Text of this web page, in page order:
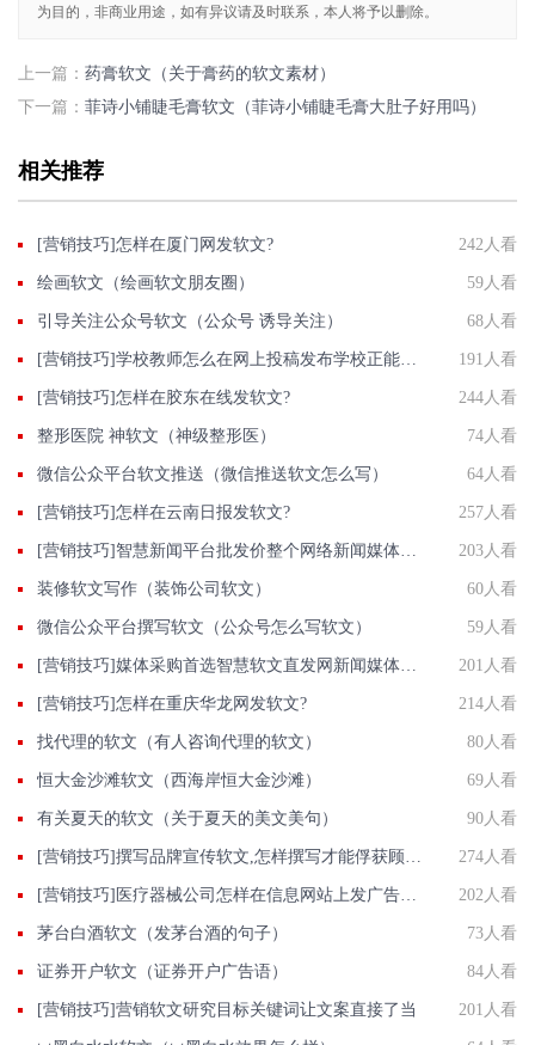
为目的，非商业用途，如有异议请及时联系，本人将予以删除。
上一篇： 药膏软文（关于膏药的软文素材）
下一篇： 菲诗小铺睫毛膏软文（菲诗小铺睫毛膏大肚子好用吗）
相关推荐
[营销技巧]怎样在厦门网发软文? 242人看
绘画软文（绘画软文朋友圈） 59人看
引导关注公众号软文（公众号 诱导关注） 68人看
[营销技巧]学校教师怎么在网上投稿发布学校正能量推广稿件？ 191人看
[营销技巧]怎样在胶东在线发软文? 244人看
整形医院 神软文（神级整形医） 74人看
微信公众平台软文推送（微信推送软文怎么写） 64人看
[营销技巧]怎样在云南日报发软文? 257人看
[营销技巧]智慧新闻平台批发价整个网络新闻媒体资源投放快人一步 203人看
装修软文写作（装饰公司软文） 60人看
微信公众平台撰写软文（公众号怎么写软文） 59人看
[营销技巧]媒体采购首选智慧软文直发网新闻媒体资源提供商批发价发新闻包收录 201人看
[营销技巧]怎样在重庆华龙网发软文? 214人看
找代理的软文（有人咨询代理的软文） 80人看
恒大金沙滩软文（西海岸恒大金沙滩） 69人看
有关夏天的软文（关于夏天的美文美句） 90人看
[营销技巧]撰写品牌宣传软文,怎样撰写才能俘获顾客的心 274人看
[营销技巧]医疗器械公司怎样在信息网站上发广告做推广提高产品知名度呢 202人看
茅台白酒软文（发茅台酒的句子） 73人看
证券开户软文（证券开户广告语） 84人看
[营销技巧]营销软文研究目标关键词让文案直接了当 201人看